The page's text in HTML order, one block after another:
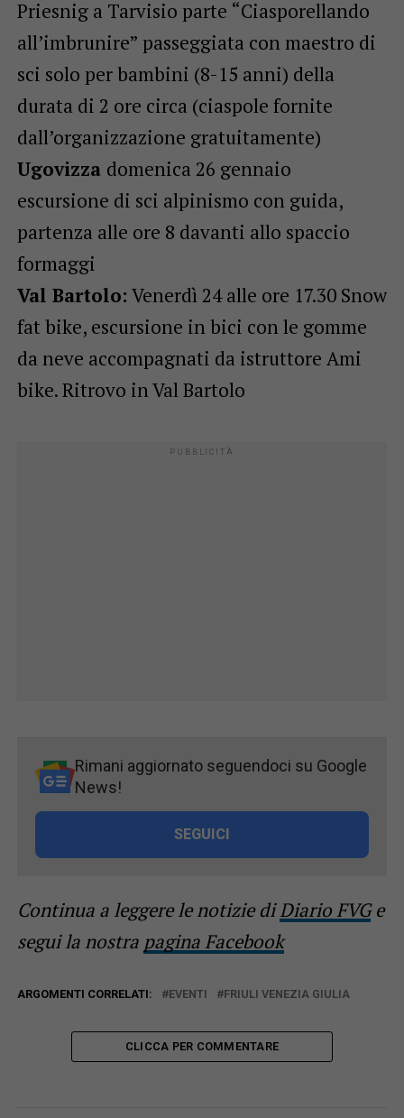
Priesnig a Tarvisio parte “Ciasporellando
all’imbrunire” passeggiata con maestro di
sci solo per bambini (8-15 anni) della
durata di 2 ore circa (ciaspole fornite
dall’organizzazione gratuitamente)
Ugovizza domenica 26 gennaio
escursione di sci alpinismo con guida,
partenza alle ore 8 davanti allo spaccio
formaggi
Val Bartolo: Venerdì 24 alle ore 17.30 Snow
fat bike, escursione in bici con le gomme
da neve accompagnati da istruttore Ami
bike. Ritrovo in Val Bartolo
Rimani aggiornato seguendoci su Google
News!
SEGUICI
Continua a leggere le notizie diDiario FVGe
segui la nostra pagina Facebook
ARGOMENTI CORRELATI: EVENTI FRIULI VENEZIA GIULIA
CLICCA PER COMMENTARE